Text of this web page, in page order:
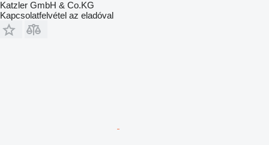
Katzler GmbH & Co.KG
Kapcsolatfelvétel az eladóval